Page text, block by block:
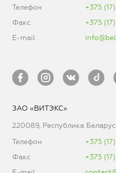
Телефон
+375
Факс
+375
E-mail
ЗАО «ВИТЭКС»
220089, Республика
Телефон
+375
Факс
+375